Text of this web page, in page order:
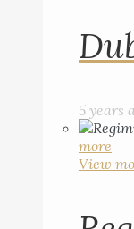
5 years
more
View